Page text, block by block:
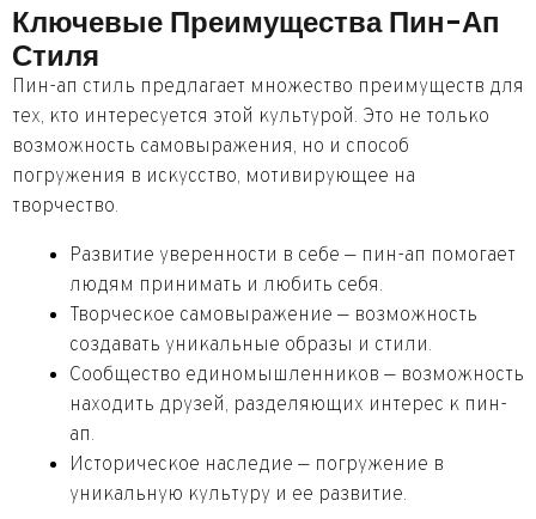
Ключевые Преимущества Пин-Ап
Стиля
Пин-ап стиль предлагает множество преимуществ для
тех, кто интересуется этой культурой. Это не только
возможность самовыражения, но и способ
погружения в искусство, мотивирующее на
творчество.
Развитие уверенности в себе — пин-ап помогает
людям принимать и любить себя.
Творческое самовыражение — возможность
создавать уникальные образы и стили.
Сообщество единомышленников — возможность
находить друзей, разделяющих интерес к пин-
ап.
Историческое наследие — погружение в
уникальную культуру и ее развитие.